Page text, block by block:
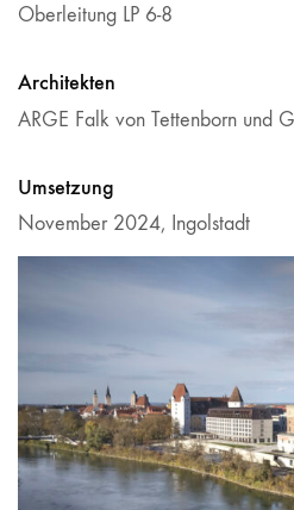
Oberleitung LP 6-8
Architekten
ARGE Falk von Tettenborn und
Umsetzung
November 2024, Ingolstadt